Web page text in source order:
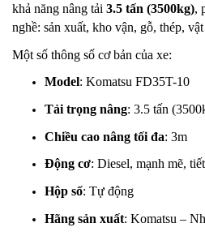
khả năng nâng tải 3.5 tấn (3500kg),
nghề: sản xuất, kho vận, gỗ, thép,
Một số thông số cơ bản của xe:
Model: Komatsu FD35T-10
Tải trọng nâng: 3.5 tấn
Chiều cao nâng tối đa: 3m
Động cơ: Diesel, mạnh mẽ,
Hộp số: Tự động
Hãng sản xuất: Komatsu –